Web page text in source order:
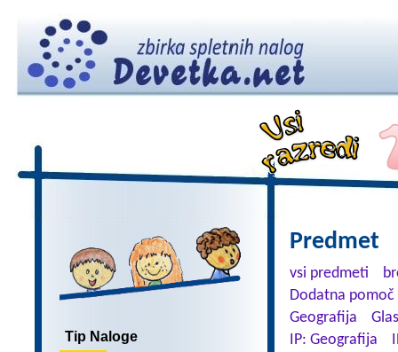
Tip Naloge
Predmet
vsi predmeti
Dodatna
Geografija
IP: Geografija